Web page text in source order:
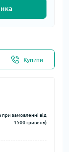
Купити
при замовленні від
1500 гривень)